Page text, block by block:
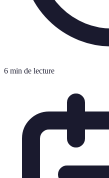
6 min de lecture